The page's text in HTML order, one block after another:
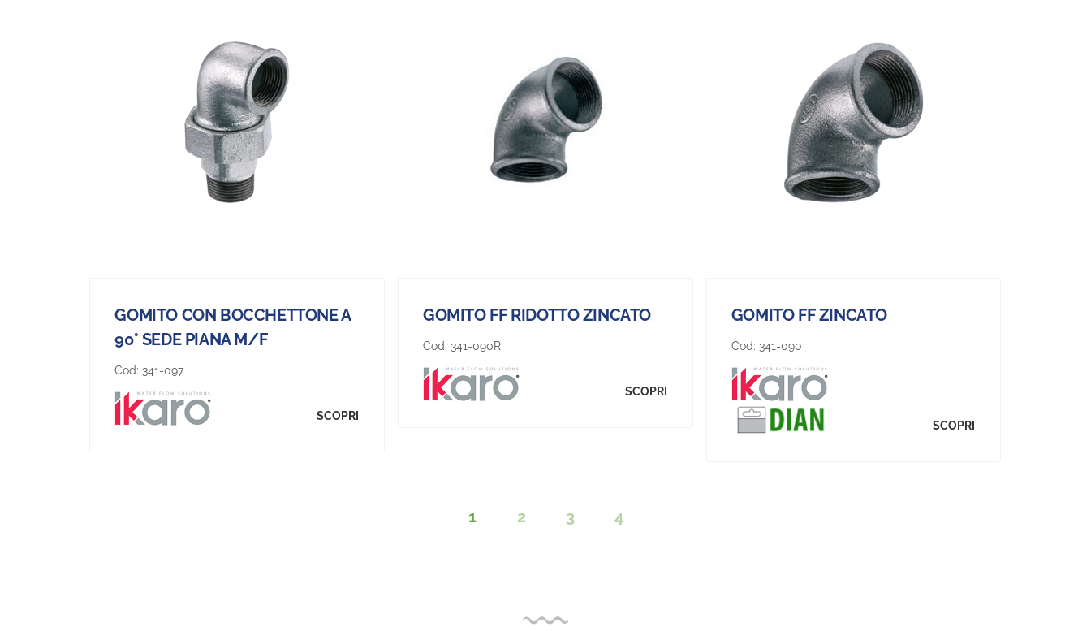
GOMITO CON BOCCHETTONE A
90° SEDE PIANA M/F
Cod: 341-097
SCOPRI
GOMITO FF RIDOTTO ZINCATO
Cod: 341-090R
SCOPRI
GOMITO FF ZINCATO
Cod: 341-090
SCOPRI
1 2 3 4